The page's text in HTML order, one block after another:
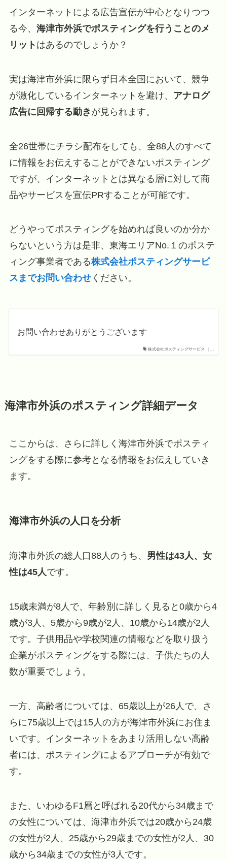
インターネットによる広告宣伝が中心となりつつ
る今、 海津市外浜でポスティングを行うことのメ
リット はあるのでしょうか？
実は海津市外浜に限らず日本全国において、競争
が激化しているインターネットを避け、 アナログ
広告に回帰する動き が見られます。
全26世帯にチラシ配布をしても、全88人のすべて
に情報をお伝えすることができないポスティング
ですが、インターネットとは異なる層に対して商
品やサービスを宣伝PRすることが可能です。
どうやってポスティングを始めれば良いのか分か
らないという方は是非、東海エリアNo.１のポステ
ィング事業者である株式会社ポスティングサービ
スまでお問い合わせください。
株式会社ポスティングサービス ｜...
お問い合わせありがとうございます
海津市外浜のポスティング詳細データ
ここからは、さらに詳しく海津市外浜でポスティ
ングをする際に参考となる情報をお伝えしていき
ます。
海津市外浜の人口を分析
海津市外浜の総人口88人のうち、 男性は43人、女
性は45人です。
15歳未満が8人で、年齢別に詳しく見ると0歳から4
歳が3人、5歳から9歳が2人、10歳から14歳が2人
です。子供用品や学校関連の情報などを取り扱う
企業がポスティングをする際には、子供たちの人
数が重要でしょう。
一方、高齢者については、65歳以上が26人で、さ
らに75歳以上では15人の方が海津市外浜にお住ま
いです。インターネットをあまり活用しない高齢
者には、ポスティングによるアプローチが有効で
す。
また、いわゆるF1層と呼ばれる20代から34歳まで
の女性については、海津市外浜では20歳から24歳
の女性が2人、25歳から29歳までの女性が2人、30
歳から34歳までの女性が3人です。